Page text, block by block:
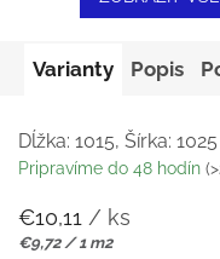
Varianty Popis
Dĺžka: 1015, Šírka: 1025
Pripravíme do 48 hodín
€10,11 / ks
Jednotková
€9,72 / 1 m2